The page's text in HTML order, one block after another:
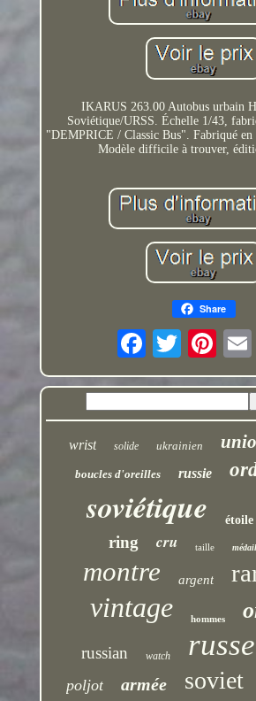
IKARUS 263.00 Autobus urbain
Soviétique/URSS. Échelle 1/43,
"DEMPRICE / Classic Bus". Fabriqué en
Modèle difficile à trouver,
Share
wrist solide ukrainien
boucles d'oreilles russie
soviétique étoile
ring cru taille
montre argent
vintage hommes
russian watch russe
poljot armée soviet